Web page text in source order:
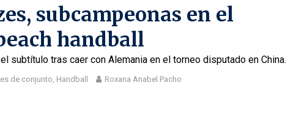
subcampeonas en el
handball
subtítulo tras caer con Alemania en el torneo disputado en China.
de conjunto, Handball Roxana Anabel Pacho